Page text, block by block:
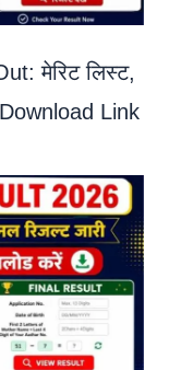
मेरिट लिस्ट,
Link